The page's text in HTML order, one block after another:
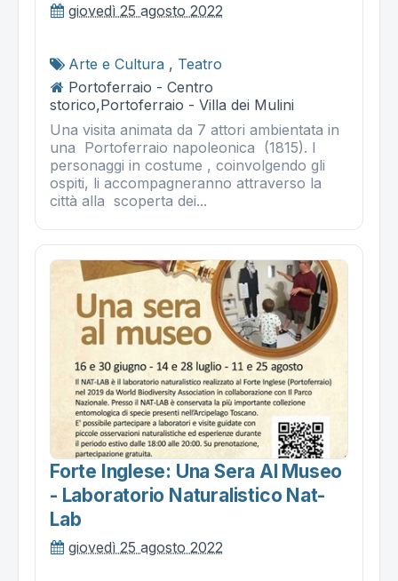
giovedì 25 agosto 2022
Arte e Cultura , Teatro
Portoferraio - Centro
storico,Portoferraio - Villa dei Mulini
Una visita animata da 7 attori ambientata in
una Portoferraio napoleonica (1815). I
personaggi in costume , coinvolgendo gli
ospiti, li accompagneranno attraverso la
città alla scoperta dei...
Forte Inglese: Una Sera Al Museo
- Laboratorio Naturalistico Nat-
Lab
giovedì 25 agosto 2022